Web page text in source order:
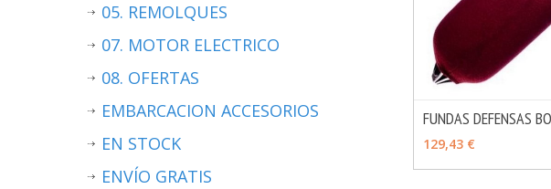
FUNDAS DEFENSAS
129,43 €
05. REMOLQUES
07. MOTOR ELECTRICO
08. OFERTAS
EMBARCACION ACCESORIOS
EN STOCK
ENVÍO GRATIS